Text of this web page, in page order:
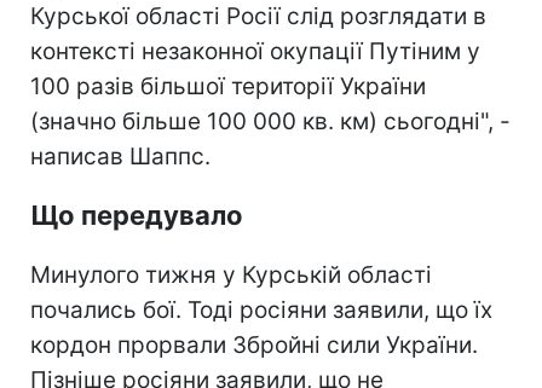
Курської області Росії слід розглядати в
контексті незаконної окупації Путіним у
100 разів більшої території України
(значно більше 100 000 кв. км) сьогодні", -
написав Шаппс.
Що передувало
Минулого тижня у Курській області
почались бої. Тоді росіяни заявили, що їх
кордон прорвали Збройні сили України.
Пізніше росіяни заявили, що не